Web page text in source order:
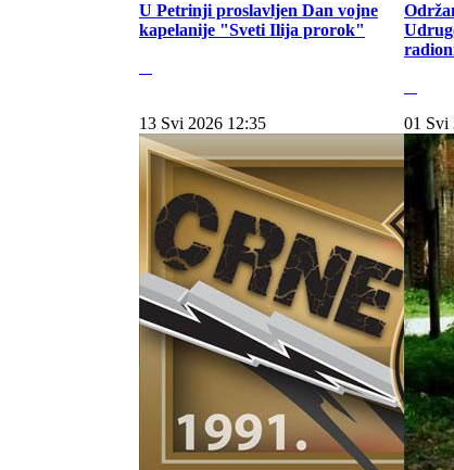
U Petrinji proslavljen Dan vojne
kapelanije "Sveti Ilija prorok"
13 Svi 2026 12:35 01 Svi